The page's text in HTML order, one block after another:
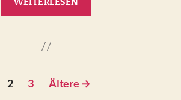
immer
2 3 Ältere →